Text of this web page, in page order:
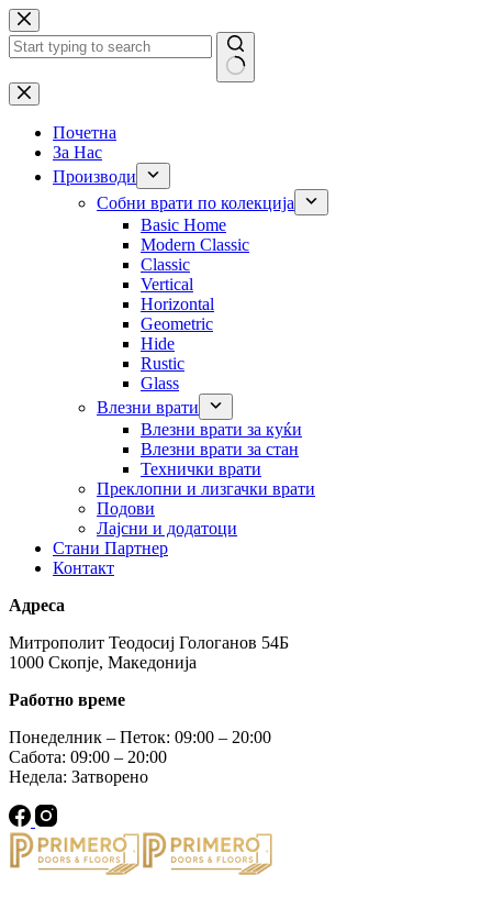
Skip
to
content
No
results
Почетна
За Нас
Производи
Собни врати по колекција
Basic Home
Modern Classic
Classic
Vertical
Horizontal
Geometric
Hide
Rustic
Glass
Влезни врати
Влезни врати за куќи
Влезни врати за стан
Технички врати
Преклопни и лизгачки врати
Подови
Лајсни и додатоци
Стани Партнер
Контакт
Адреса
Митрополит Теодосиј Гологанов 54Б
1000 Скопје, Македонија
Работно време
Понеделник – Петок: 09:00 – 20:00
Сабота: 09:00 – 20:00
Недела: Затворено